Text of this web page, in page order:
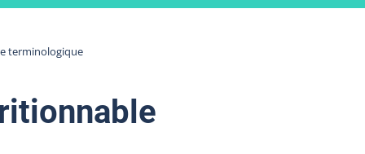
terminologique